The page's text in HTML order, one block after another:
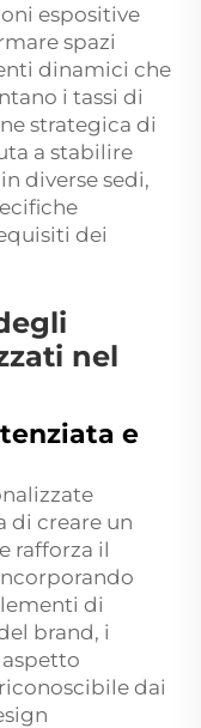
espositive
spazi
dinamici che
i tassi di
strategica di
a stabilire
diverse sedi,
dei
nel
e
di creare un
rafforza il
di
brand, i
dai